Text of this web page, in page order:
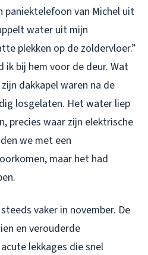
paniektelefoon van Michel uit
water uit mijn
plekken op de zoldervloer.”
ik bij hem voor de deur. Wat
dakkapel waren na de
losgelaten. Het water liep
precies waar zijn elektrische
we met een
maar het had
vaker in november. De
en verouderde
lekkages die snel